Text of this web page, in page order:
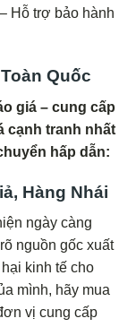
Hỗ trợ bảo hành
Quốc
giá – cung cấp
cạnh tranh nhất
hấp dẫn:
Hàng Nhái
ngày càng
nguồn gốc xuất
kinh tế cho
mình, hãy mua
vị cung cấp